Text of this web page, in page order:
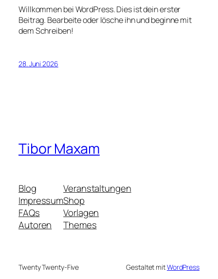
Willkommen bei WordPress. Dies ist dein erster
Beitrag. Bearbeite oder lösche ihn und beginne mit
dem Schreiben!
28. Juni 2026
Tibor Maxam
Blog
Impressum
FAQs
Autoren
Veranstaltungen
Shop
Vorlagen
Themes
Twenty Twenty-Five Gestaltet mitWordPress